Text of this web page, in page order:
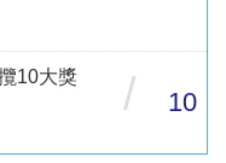
10大獎
/ 10